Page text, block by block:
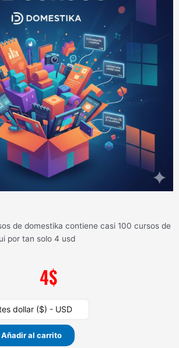
de domestika contiene casi 100 cursos de
por tan solo 4 usd
4$
dollar ($) - USD
Añadir al carrito